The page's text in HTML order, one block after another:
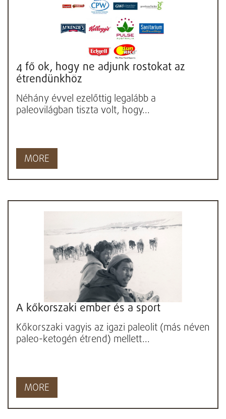
4 fő ok, hogy ne adjunk rostokat az
étrendünkhöz
Néhány évvel ezelőttig legalább a
paleovilágban tiszta volt, hogy...
MORE
A kőkorszaki ember és a sport
Kőkorszaki vagyis az igazi paleolit (más néven
paleo-ketogén étrend) mellett...
MORE